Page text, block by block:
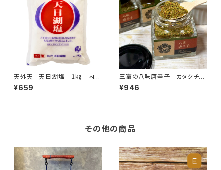
天外天 天日湖塩 １㎏ 内モ
ンゴルで採取された未精製の粗
塩
¥659
三富の八味唐辛子｜カタクチイ
ワシの旨味で味が変わるスパイ
ス（15g）
¥946
その他の商品